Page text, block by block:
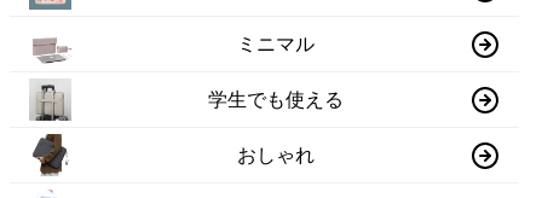
ミニマル
学生でも使える
おしゃれ